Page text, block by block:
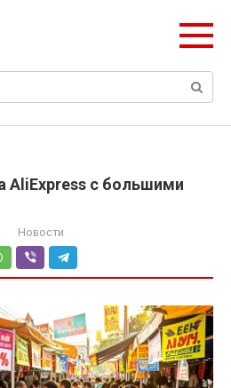
AliExpress с большими
Новости